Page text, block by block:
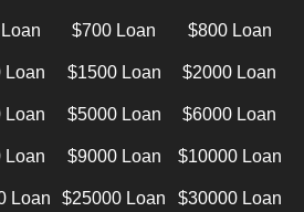
$700 Loan $800 Loan
Loan $1500 Loan $2000 Loan
Loan $5000 Loan $6000 Loan
Loan $9000 Loan $10000 Loan
Loan $25000 Loan $30000 Loan